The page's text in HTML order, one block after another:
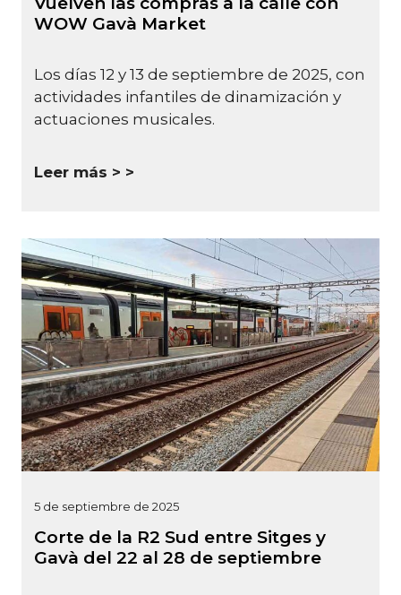
WOW Gavà Market
Los días 12 y 13 de septiembre de 2025, con
actividades infantiles de dinamización y
actuaciones musicales.
Leer más >
5 de septiembre de 2025
Corte de la R2 Sud entre Sitges y
Gavà del 22 al 28 de septiembre